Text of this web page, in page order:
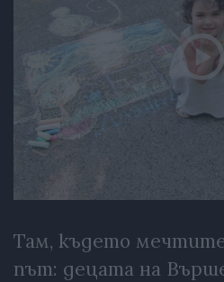
Там, където
път: децата на